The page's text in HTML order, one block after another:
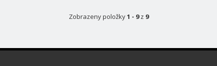
Zobrazeny položky1 - 9z 9